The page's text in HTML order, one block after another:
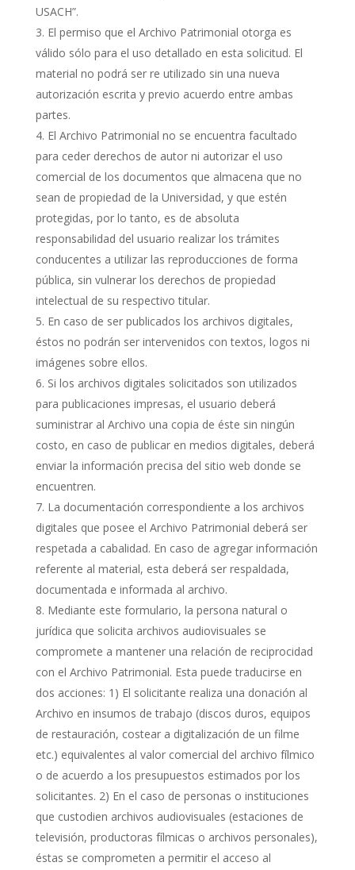
USACH”.
El permiso que el Archivo Patrimonial otorga es
válido sólo para el uso detallado en esta solicitud. El
material no podrá ser re utilizado sin una nueva
autorización escrita y previo acuerdo entre ambas
partes.
El Archivo Patrimonial no se encuentra facultado
para ceder derechos de autor ni autorizar el uso
comercial de los documentos que almacena que no
sean de propiedad de la Universidad, y que estén
protegidas, por lo tanto, es de absoluta
responsabilidad del usuario realizar los trámites
conducentes a utilizar las reproducciones de forma
pública, sin vulnerar los derechos de propiedad
intelectual de su respectivo titular.
En caso de ser publicados los archivos digitales,
éstos no podrán ser intervenidos con textos, logos ni
imágenes sobre ellos.
Si los archivos digitales solicitados son utilizados
para publicaciones impresas, el usuario deberá
suministrar al Archivo una copia de éste sin ningún
costo, en caso de publicar en medios digitales, deberá
enviar la información precisa del sitio web donde se
encuentren.
La documentación correspondiente a los archivos
digitales que posee el Archivo Patrimonial deberá ser
respetada a cabalidad. En caso de agregar información
referente al material, esta deberá ser respaldada,
documentada e informada al archivo.
Mediante este formulario, la persona natural o
jurídica que solicita archivos audiovisuales se
compromete a mantener una relación de reciprocidad
con el Archivo Patrimonial. Esta puede traducirse en
dos acciones: 1) El solicitante realiza una donación al
Archivo en insumos de trabajo (discos duros, equipos
de restauración, costear a digitalización de un filme
etc.) equivalentes al valor comercial del archivo fílmico
o de acuerdo a los presupuestos estimados por los
solicitantes. 2) En el caso de personas o instituciones
que custodien archivos audiovisuales (estaciones de
televisión, productoras fílmicas o archivos personales),
éstas se comprometen a permitir el acceso al